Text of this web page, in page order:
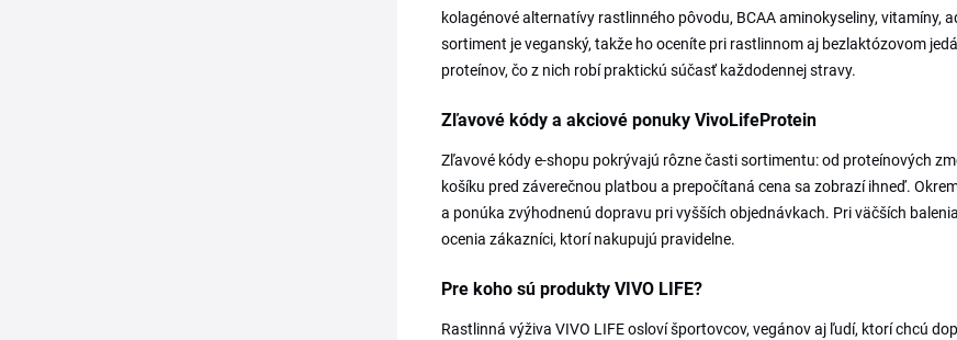
kolagénové alternatívy rastlinného pôvodu, BCAA aminokyseliny, vitamíny,
sortiment je veganský, takže ho oceníte pri rastlinnom aj bezlaktózovom
proteínov, čo z nich robí praktickú súčasť každodennej stravy.
Zľavové kódy a akciové ponuky VivoLifeProtein
Zľavové kódy e-shopu pokrývajú rôzne časti sortimentu: od proteínových
košíku pred záverečnou platbou a prepočítaná cena sa zobrazí ihneď.
a ponúka zvýhodnenú dopravu pri vyšších objednávkach. Pri väčších
ocenia zákazníci, ktorí nakupujú pravidelne.
Pre koho sú produkty VIVO LIFE?
Rastlinná výživa VIVO LIFE osloví športovcov, vegánov aj ľudí, ktorí chcú